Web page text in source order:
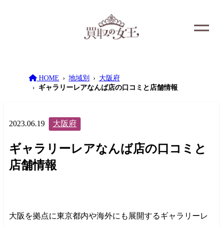
HOME 地域別
大阪府
ギャラリーレアなんば店の口コミと店舗情報
2023.06.19 大阪府
ギャラリーレアなんば店の口コミと
店舗情報
大阪を拠点に東京都内や海外にも展開するギャラリーレ